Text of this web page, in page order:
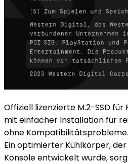
Offiziell lizenzierte M.2-SSD
mit einfacher Installation für
ohne Kompatibilitätsprobleme.
Ein optimierter Kühlkörper, der
Konsole entwickelt wurde,